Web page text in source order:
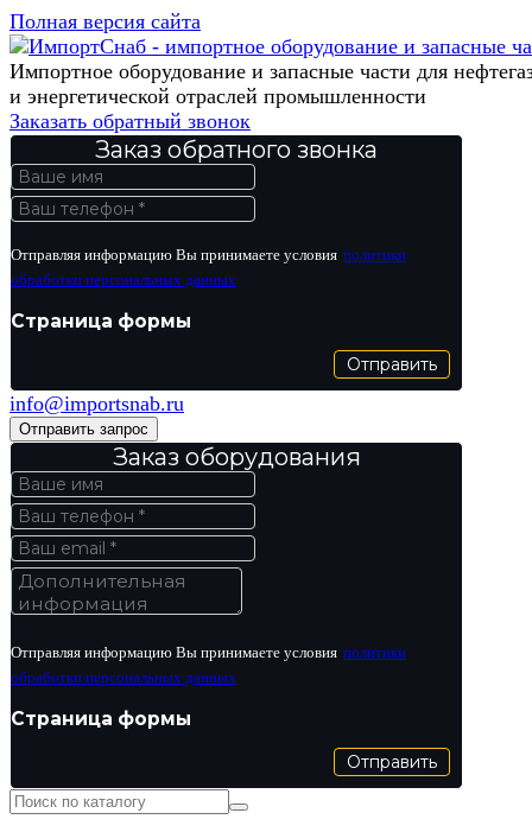
Полная версия сайта
Импортное оборудование и запасные части для
и энергетической отраслей промышленности
Заказать обратный звонок
Заказ обратного звонка
Отправляя информацию Вы принимаете условия политики
обработки персональных данных
Страница формы
Отправить
info@importsnab.ru
Отправить запрос
Заказ оборудования
Отправляя информацию Вы принимаете условия политики
обработки персональных данных
Страница формы
Отправить